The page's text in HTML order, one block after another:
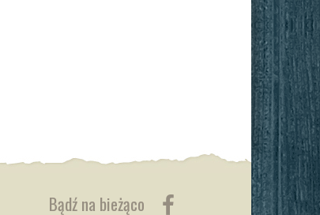
Bądź na bieżąco